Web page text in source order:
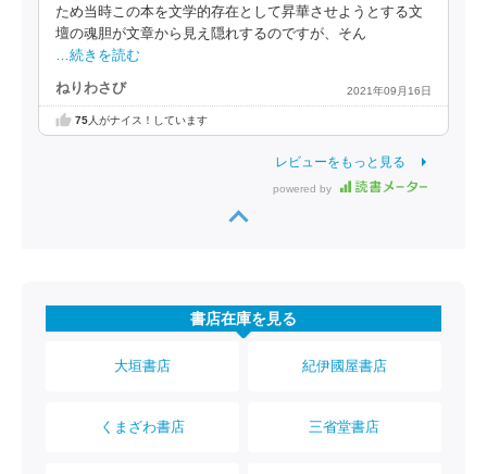
ため当時この本を文学的存在として昇華させようとする文
壇の魂胆が文章から見え隠れするのですが、そん
…続きを読む
ねりわさび 2021年09月16日
75人がナイス！しています
レビューをもっと見る
powered by
書店在庫を見る
大垣書店 紀伊國屋書店
くまざわ書店 三省堂書店